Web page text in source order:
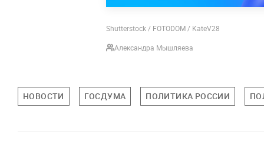
Shutterstock / FOTODOM / KateV28
Александра Мышляева
НОВОСТИ ГОСДУМА ПОЛИТИКА РОССИИ